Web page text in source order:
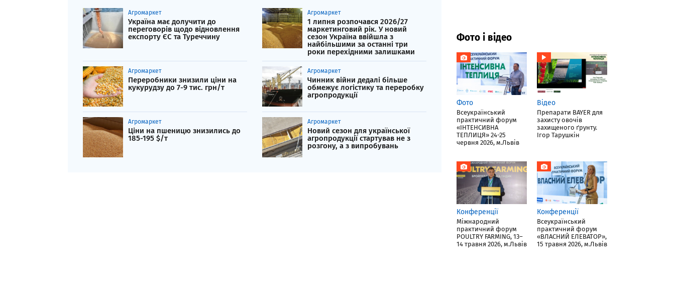
Агромаркет
Україна має долучити до
переговорів щодо відновлення
експорту ЄС та Туреччину
Агромаркет
Переробники знизили ціни на
кукурудзу до 7-9 тис. грн/т
Агромаркет
Ціни на пшеницю знизились до
185-195 $/т
Агромаркет
1 липня розпочався 2026/27
маркетинговий рік. У новий
сезон Україна ввійшла з
найбільшими за останні три
роки перехідними залишками
Агромаркет
Чинник війни дедалі більше
обмежує логістику та переробку
агропродукції
Агромаркет
Новий сезон для української
агропродукції стартував не з
розгону, а з випробувань
Фото і відео
Фото
Всеукраїнський
практичний форум
«ІНТЕНСИВНА
ТЕПЛИЦЯ» 24-25
червня 2026, м.Львів
Відео
Препарати BAYER для
захисту овочів
захищеного ґрунту.
Ігор Тарушкін
Конференції
Міжнародний
практичний форум
POULTRY FARMING, 13–
14 травня 2026, м.Львів
Конференції
Всеукраїнський
практичний форум
«ВЛАСНИЙ ЕЛЕВАТОР»,
15 травня 2026, м.Львів